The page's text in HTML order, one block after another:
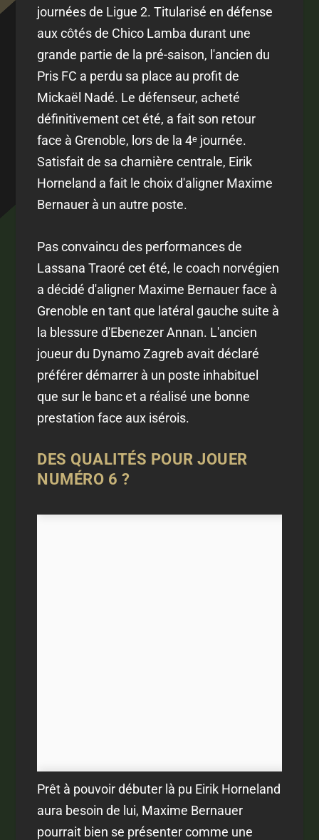
journées de Ligue 2. Titularisé en défense
aux côtés de Chico Lamba durant une
grande partie de la pré-saison, l'ancien du
Pris FC a perdu sa place au profit de
Mickaël Nadé. Le défenseur, acheté
définitivement cet été, a fait son retour
face à Grenoble, lors de la 4ᵉ journée.
Satisfait de sa charnière centrale, Eirik
Horneland a fait le choix d'aligner Maxime
Bernauer à un autre poste.
Pas convaincu des performances de
Lassana Traoré cet été, le coach norvégien
a décidé d'aligner Maxime Bernauer face à
Grenoble en tant que latéral gauche suite à
la blessure d'Ebenezer Annan. L'ancien
joueur du Dynamo Zagreb avait déclaré
préférer démarrer à un poste inhabituel
que sur le banc et a réalisé une bonne
prestation face aux isérois.
DES QUALITÉS POUR JOUER
NUMÉRO 6 ?
Prêt à pouvoir débuter là pu Eirik Horneland
aura besoin de lui, Maxime Bernauer
pourrait bien se présenter comme une